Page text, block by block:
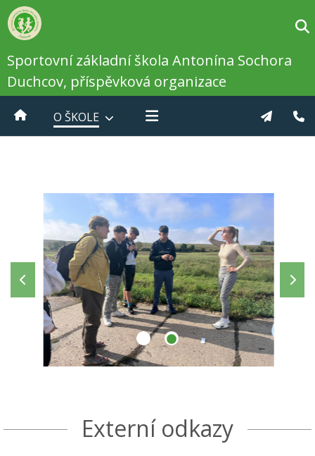
Sportovní základní škola Antonína Sochora
Duchcov, příspěvková organizace
O ŠKOLE
Externí odkazy